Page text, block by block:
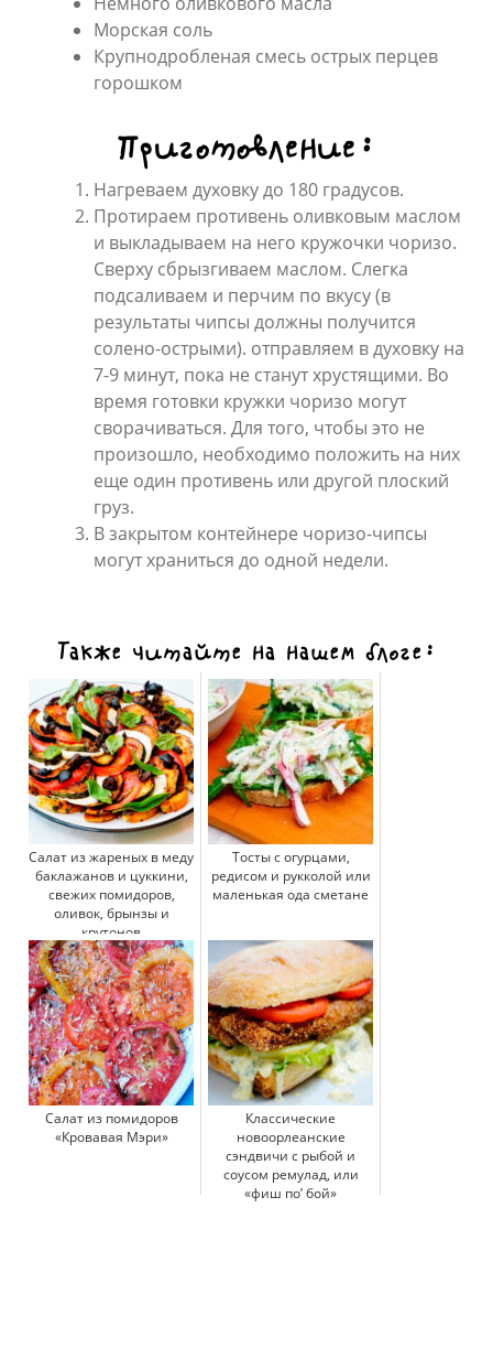
Морская соль
Крупнодробленая смесь острых перцев
горошком
Приготовление:
Нагреваем духовку до 180 градусов.
Протираем противень оливковым маслом
и выкладываем на него кружочки чоризо.
Сверху сбрызгиваем маслом. Слегка
подсаливаем и перчим по вкусу (в
результаты чипсы должны получится
солено-острыми). отправляем в духовку на
7-9 минут, пока не станут хрустящими. Во
время готовки кружки чоризо могут
сворачиваться. Для того, чтобы это не
произошло, необходимо положить на них
еще один противень или другой плоский
груз.
В закрытом контейнере чоризо-чипсы
могут храниться до одной недели.
Также читайте на нашем блоге:
Салат из жареных в меду
баклажанов и цуккини,
свежих помидоров,
оливок, брынзы и
крутонов
Тосты с огурцами,
редисом и рукколой или
маленькая ода сметане
Салат из помидоров
«Кровавая Мэри»
Классические
новоорлеанские
сэндвичи с рыбой и
соусом ремулад, или
«фиш по’ бой»